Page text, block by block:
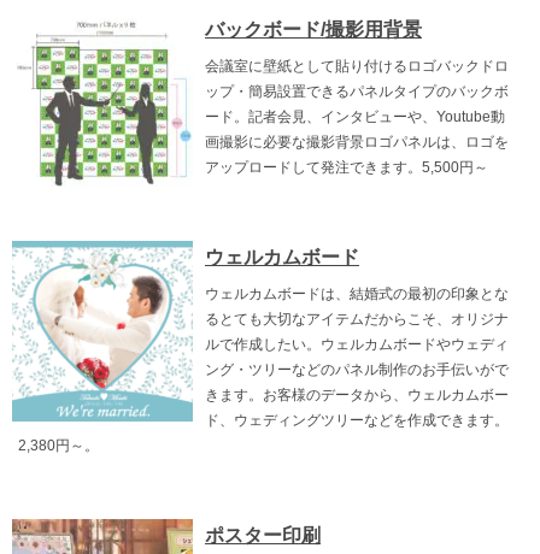
バックボード/撮影用背景
会議室に壁紙として貼り付けるロゴバックドロ
ップ・簡易設置できるパネルタイプのバックボ
ード。記者会見、インタビューや、Youtube動
画撮影に必要な撮影背景ロゴパネルは、ロゴを
アップロードして発注できます。5,500円～
ウェルカムボード
ウェルカムボードは、結婚式の最初の印象とな
るとても大切なアイテムだからこそ、オリジナ
ルで作成したい。ウェルカムボードやウェディ
ング・ツリーなどのパネル制作のお手伝いがで
きます。お客様のデータから、ウェルカムボー
ド、ウェディングツリーなどを作成できます。
2,380円～。
ポスター印刷